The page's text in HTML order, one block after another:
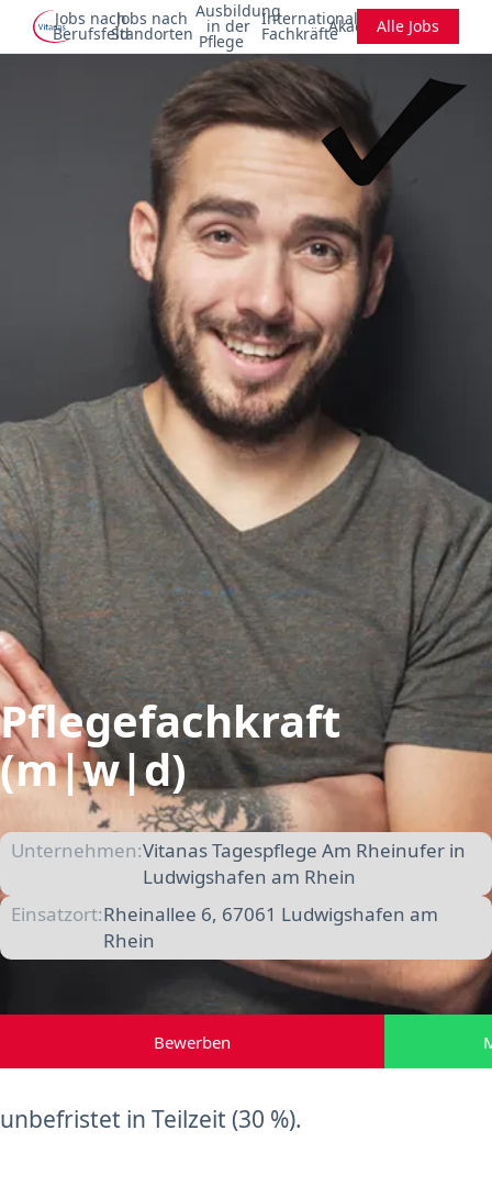
Jobs nach
Berufsfeld
Jobs nach
Standorten
Ausbildung
in der
Pflege
Internationale
FachkräfteAkademieAlle Jobs
Pflegefachkraft
(m|w|d)
Unternehmen:Vitanas Tagespflege Am Rheinufer in
Ludwigshafen am Rhein
Einsatzort:Rheinallee 6, 67061 Ludwigshafen am
Rhein
Bewerben
unbefristet in Teilzeit (30 %).